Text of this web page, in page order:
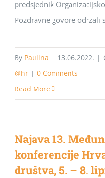
predsjednik
Pozdravne govore održali
By Paulina | 13.06.2022. |
@hr | 0 Comments
Read More
Najava 13.
konferencije
društva, 5. – 8.